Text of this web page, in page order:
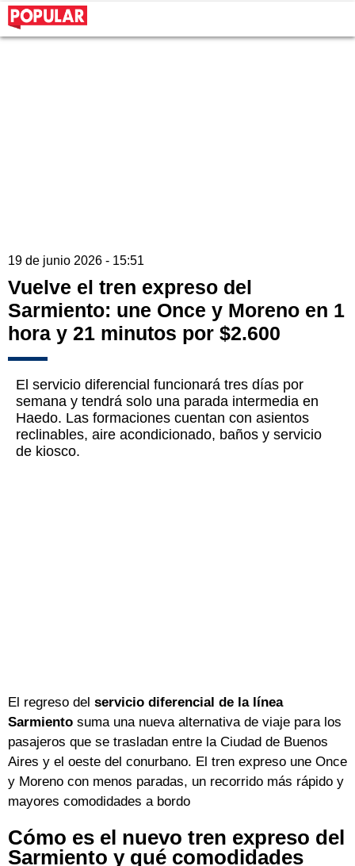
19 de junio 2026 - 15:51
Vuelve el tren expreso del
Sarmiento: une Once y Moreno en 1
hora y 21 minutos por $2.600
El servicio diferencial funcionará tres días por
semana y tendrá solo una parada intermedia en
Haedo. Las formaciones cuentan con asientos
reclinables, aire acondicionado, baños y servicio
de kiosco.
El regreso del servicio diferencial de la línea
Sarmiento suma una nueva alternativa de viaje para los
pasajeros que se trasladan entre la Ciudad de Buenos
Aires y el oeste del conurbano. El tren expreso une Once
y Moreno con menos paradas, un recorrido más rápido y
mayores comodidades a bordo
Cómo es el nuevo tren expreso del
Sarmiento y qué comodidades